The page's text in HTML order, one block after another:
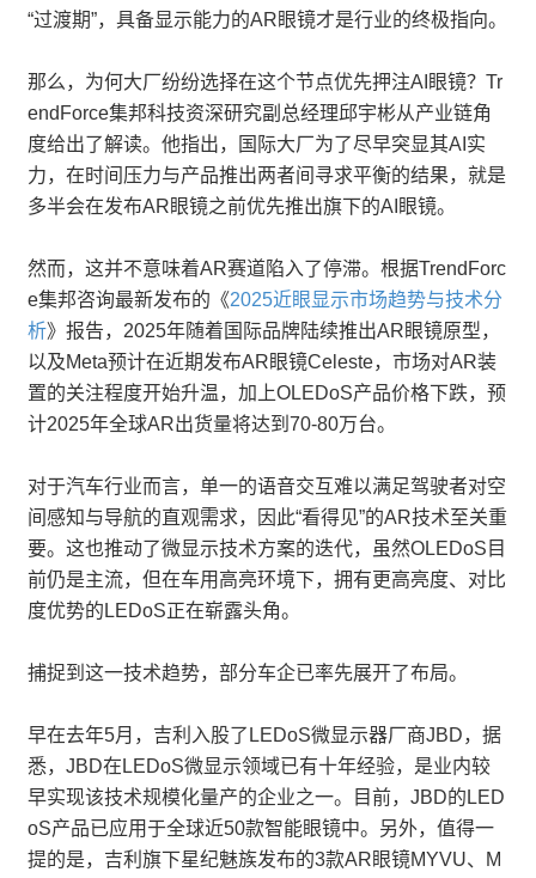
“过渡期”，具备显示能力的AR眼镜才是行业的终极指向。
那么，为何大厂纷纷选择在这个节点优先押注AI眼镜？Tr
endForce集邦科技资深研究副总经理邱宇彬从产业链角
度给出了解读。他指出，国际大厂为了尽早突显其AI实
力，在时间压力与产品推出两者间寻求平衡的结果，就是
多半会在发布AR眼镜之前优先推出旗下的AI眼镜。
然而，这并不意味着AR赛道陷入了停滞。根据TrendForc
e集邦咨询最新发布的《2025近眼显示市场趋势与技术分
析》报告，2025年随着国际品牌陆续推出AR眼镜原型，
以及Meta预计在近期发布AR眼镜Celeste，市场对AR装
置的关注程度开始升温，加上OLEDoS产品价格下跌，预
计2025年全球AR出货量将达到70-80万台。
对于汽车行业而言，单一的语音交互难以满足驾驶者对空
间感知与导航的直观需求，因此“看得见”的AR技术至关重
要。这也推动了微显示技术方案的迭代，虽然OLEDoS目
前仍是主流，但在车用高亮环境下，拥有更高亮度、对比
度优势的LEDoS正在崭露头角。
捕捉到这一技术趋势，部分车企已率先展开了布局。
早在去年5月，吉利入股了LEDoS微显示器厂商JBD，据
悉，JBD在LEDoS微显示领域已有十年经验，是业内较
早实现该技术规模化量产的企业之一。目前，JBD的LED
oS产品已应用于全球近50款智能眼镜中。另外，值得一
提的是，吉利旗下星纪魅族发布的3款AR眼镜MYVU、M